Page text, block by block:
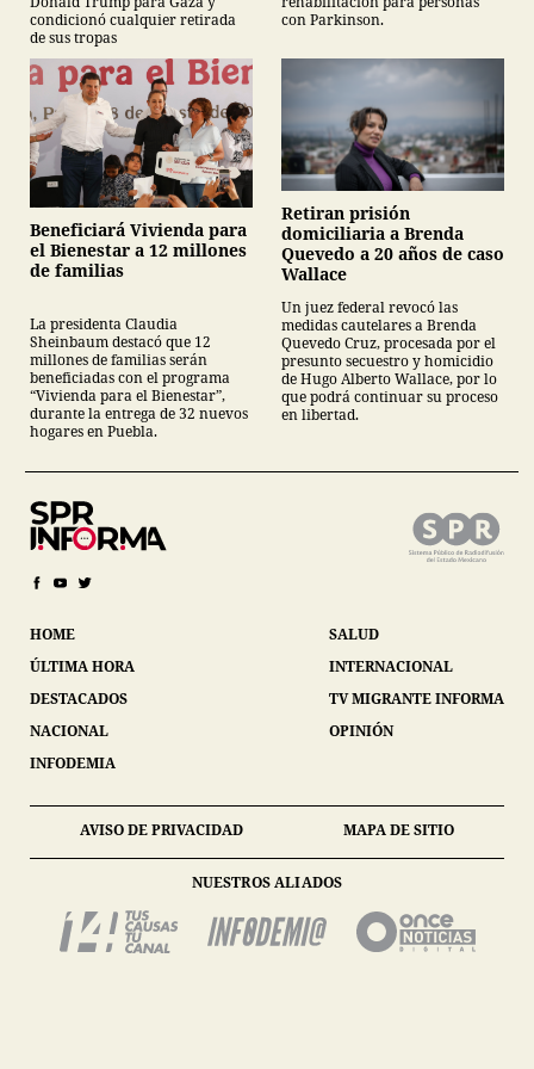
condicionó cualquier retirada
de sus tropas
con Parkinson.
Beneficiará Vivienda para
el Bienestar a 12 millones
de familias
La presidenta Claudia
Sheinbaum destacó que 12
millones de familias serán
beneficiadas con el programa
“Vivienda para el Bienestar”,
durante la entrega de 32 nuevos
hogares en Puebla.
Retiran prisión
domiciliaria a Brenda
Quevedo a 20 años de caso
Wallace
Un juez federal revocó las
medidas cautelares a Brenda
Quevedo Cruz, procesada por el
presunto secuestro y homicidio
de Hugo Alberto Wallace, por lo
que podrá continuar su proceso
en libertad.
HOME
ÚLTIMA HORA
DESTACADOS
NACIONAL
INFODEMIA
SALUD
INTERNACIONAL
TV MIGRANTE INFORMA
OPINIÓN
AVISO DE PRIVACIDAD MAPA DE SITIO
NUESTROS ALIADOS